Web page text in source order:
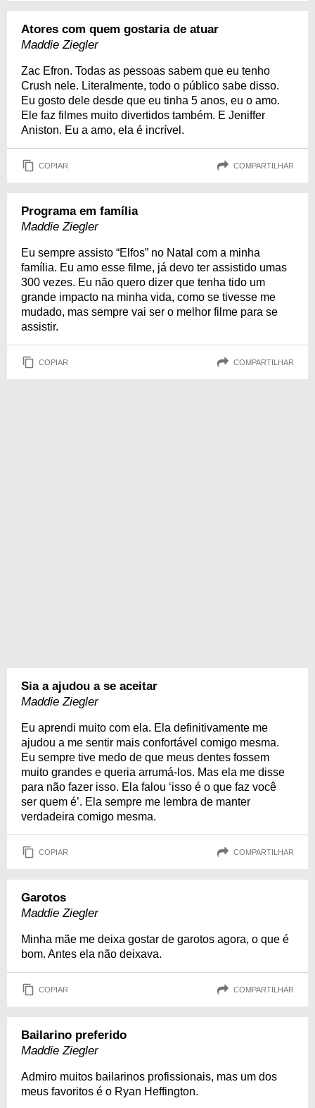
Atores com quem gostaria de atuar
Maddie Ziegler
Zac Efron. Todas as pessoas sabem que eu tenho
Crush nele. Literalmente, todo o público sabe disso.
Eu gosto dele desde que eu tinha 5 anos, eu o amo.
Ele faz filmes muito divertidos também. E Jeniffer
Aniston. Eu a amo, ela é incrível.
COPIAR COMPARTILHAR
Programa em família
Maddie Ziegler
Eu sempre assisto “Elfos” no Natal com a minha
família. Eu amo esse filme, já devo ter assistido umas
300 vezes. Eu não quero dizer que tenha tido um
grande impacto na minha vida, como se tivesse me
mudado, mas sempre vai ser o melhor filme para se
assistir.
COPIAR COMPARTILHAR
Sia a ajudou a se aceitar
Maddie Ziegler
Eu aprendi muito com ela. Ela definitivamente me
ajudou a me sentir mais confortável comigo mesma.
Eu sempre tive medo de que meus dentes fossem
muito grandes e queria arrumá-los. Mas ela me disse
para não fazer isso. Ela falou ‘isso é o que faz você
ser quem é’. Ela sempre me lembra de manter
verdadeira comigo mesma.
COPIAR COMPARTILHAR
Garotos
Maddie Ziegler
Minha mãe me deixa gostar de garotos agora, o que é
bom. Antes ela não deixava.
COPIAR COMPARTILHAR
Bailarino preferido
Maddie Ziegler
Admiro muitos bailarinos profissionais, mas um dos
meus favoritos é o Ryan Heffington.